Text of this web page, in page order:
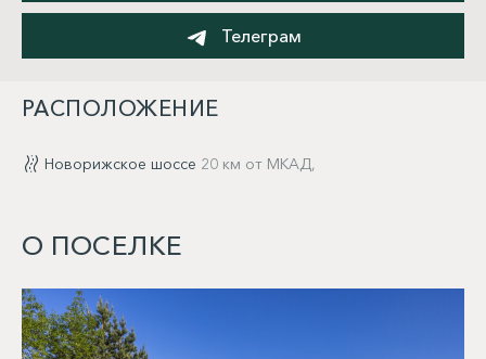
Телеграм
РАСПОЛОЖЕНИЕ
Новорижское шоссе 20 км от МКАД,
О ПОСЕЛКЕ